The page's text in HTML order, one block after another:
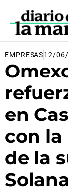
contenido
EMPRESAS12/
en
con
de la
Solana